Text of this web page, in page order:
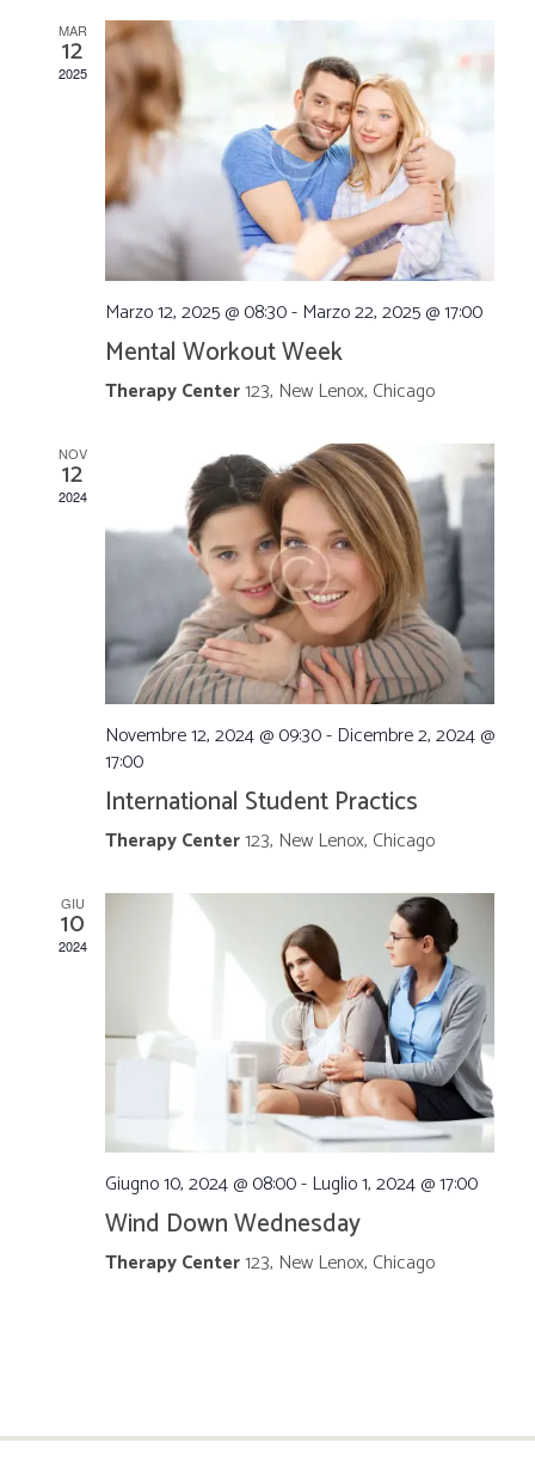
e
n
t
i
R
i
c
e
r
c
a
e
v
i
s
t
e
N
a
v
i
g
z
a
n
i
s
e
N
a
v
i
g
a
o
e
a
MAR
12
2025
Marzo 12, 2025 @ 08:30- Marzo 22, 2025 @ 17:00
Mental Workout Week
Therapy Center123, New Lenox, Chicago
NOV
12
2024
Novembre 12, 2024 @ 09:30- Dicembre 2, 2024 @
17:00
International Student Practics
Therapy Center123, New Lenox, Chicago
GIU
10
2024
Giugno 10, 2024 @ 08:00- Luglio 1, 2024 @ 17:00
Wind Down Wednesday
Therapy Center123, New Lenox, Chicago